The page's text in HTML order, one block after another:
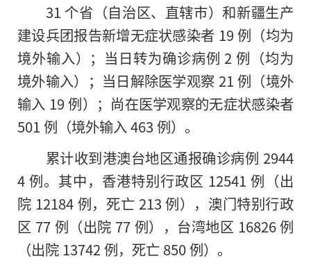
31 个省（自治区、直辖市）和新疆生产
建设兵团报告新增无症状感染者 19 例（均为
境外输入）；当日转为确诊病例 2 例（均为
境外输入）；当日解除医学观察 21 例（境外
输入 19 例）；尚在医学观察的无症状感染者
501 例（境外输入 463 例）。
累计收到港澳台地区通报确诊病例 2944
4 例。其中，香港特别行政区 12541 例（出
院 12184 例，死亡 213 例），澳门特别行政
区 77 例（出院 77 例），台湾地区 16826 例
（出院 13742 例，死亡 850 例）。